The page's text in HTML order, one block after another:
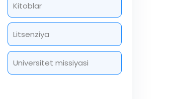
Kitoblar
Litsenziya
Universitet missiyasi